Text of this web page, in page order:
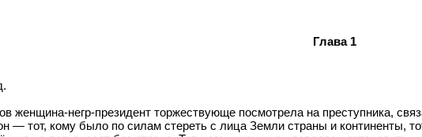
Глава 1
женщина-негр-президент торжествующе посмотрела на преступника,
— тот, кому было по силам стереть с лица Земли страны и континенты,